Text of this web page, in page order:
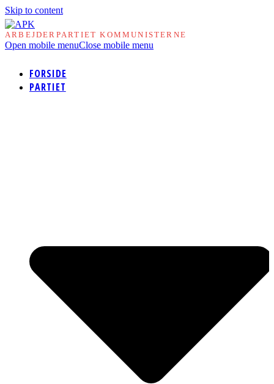
Skip to content
ARBEJDERPARTIET KOMMUNISTERNE
Open mobile menuClose mobile menu
FORSIDE
PARTIET